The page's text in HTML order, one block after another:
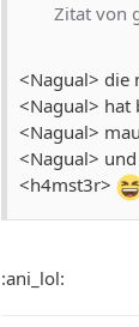
Zitat von
<Nagual> die
<Nagual> hat
<Nagual>
<Nagual>
<h4mst3r>
:ani_lol: